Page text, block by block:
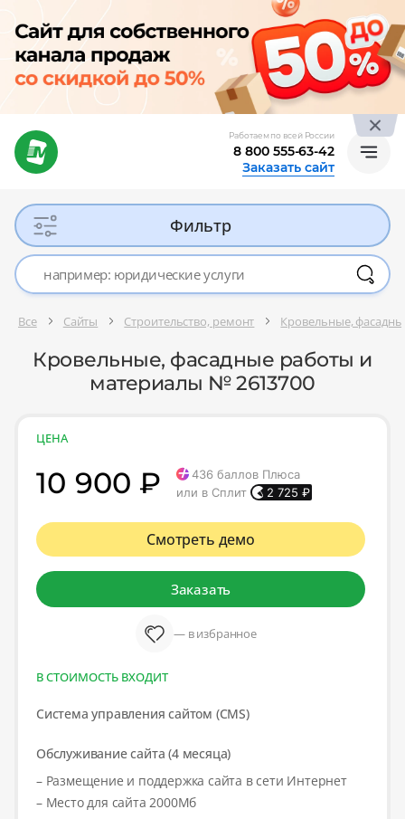
Работаем по всей России
8 800 555-63-42
Заказать сайт
Фильтр
Все Сайты Строительство, ремонт Кровельные,
Кровельные, фасадные работы и
материалы № 2613700
ЦЕНА
10 900 ₽ 436баллов Плюса
или в Сплит
2 725 ₽
Смотреть демо
Заказать
— в избранное
В СТОИМОСТЬ ВХОДИТ
Система управления сайтом (CMS)
Обслуживание сайта (4 месяца)
– Размещение и поддержка сайта в сети Интернет
– Место для сайта 2000Мб